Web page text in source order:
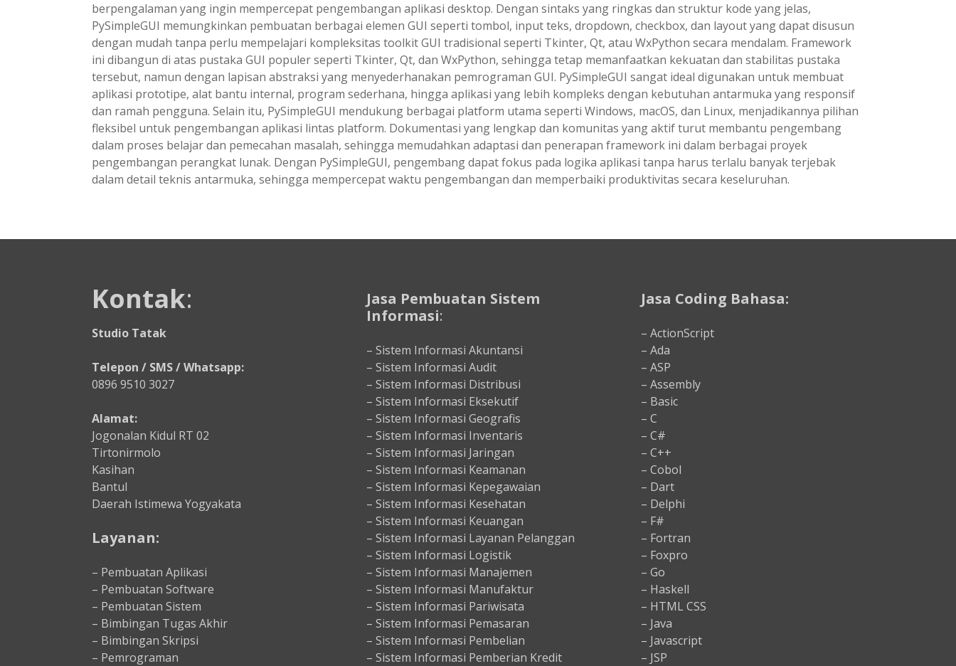
berpengalaman yang ingin mempercepat pengembangan aplikasi desktop. Dengan sintaks yang ringkas dan struktur kode yang jelas,
PySimpleGUI memungkinkan pembuatan berbagai elemen GUI seperti tombol, input teks, dropdown, checkbox, dan layout yang dapat disusun
dengan mudah tanpa perlu mempelajari kompleksitas toolkit GUI tradisional seperti Tkinter, Qt, atau WxPython secara mendalam. Framework
ini dibangun di atas pustaka GUI populer seperti Tkinter, Qt, dan WxPython, sehingga tetap memanfaatkan kekuatan dan stabilitas pustaka
tersebut, namun dengan lapisan abstraksi yang menyederhanakan pemrograman GUI. PySimpleGUI sangat ideal digunakan untuk membuat
aplikasi prototipe, alat bantu internal, program sederhana, hingga aplikasi yang lebih kompleks dengan kebutuhan antarmuka yang responsif
dan ramah pengguna. Selain itu, PySimpleGUI mendukung berbagai platform utama seperti Windows, macOS, dan Linux, menjadikannya pilihan
fleksibel untuk pengembangan aplikasi lintas platform. Dokumentasi yang lengkap dan komunitas yang aktif turut membantu pengembang
dalam proses belajar dan pemecahan masalah, sehingga memudahkan adaptasi dan penerapan framework ini dalam berbagai proyek
pengembangan perangkat lunak. Dengan PySimpleGUI, pengembang dapat fokus pada logika aplikasi tanpa harus terlalu banyak terjebak
dalam detail teknis antarmuka, sehingga mempercepat waktu pengembangan dan memperbaiki produktivitas secara keseluruhan.
Kontak:
Studio Tatak
Telepon / SMS / Whatsapp:
0896 9510 3027
Alamat:
Jogonalan Kidul RT 02
Tirtonirmolo
Kasihan
Bantul
Daerah Istimewa Yogyakata
Layanan:
– Pembuatan Aplikasi
– Pembuatan Software
– Pembuatan Sistem
– Bimbingan Tugas Akhir
– Bimbingan Skripsi
– Pemrograman
Jasa Pembuatan Sistem
Informasi:
– Sistem Informasi Akuntansi
– Sistem Informasi Audit
– Sistem Informasi Distribusi
– Sistem Informasi Eksekutif
– Sistem Informasi Geografis
– Sistem Informasi Inventaris
– Sistem Informasi Jaringan
– Sistem Informasi Keamanan
– Sistem Informasi Kepegawaian
– Sistem Informasi Kesehatan
– Sistem Informasi Keuangan
– Sistem Informasi Layanan Pelanggan
– Sistem Informasi Logistik
– Sistem Informasi Manajemen
– Sistem Informasi Manufaktur
– Sistem Informasi Pariwisata
– Sistem Informasi Pemasaran
– Sistem Informasi Pembelian
– Sistem Informasi Pemberian Kredit
Jasa Coding Bahasa:
– ActionScript
– Ada
– ASP
– Assembly
– Basic
– C
– C#
– C++
– Cobol
– Dart
– Delphi
– F#
– Fortran
– Foxpro
– Go
– Haskell
– HTML CSS
– Java
– Javascript
– JSP